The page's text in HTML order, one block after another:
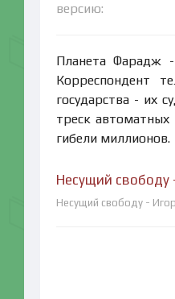
версию:
Планета Фарадж -
Корреспондент
государства - их
треск
гибели миллионов.
Несущий свободу
Несущий свободу -